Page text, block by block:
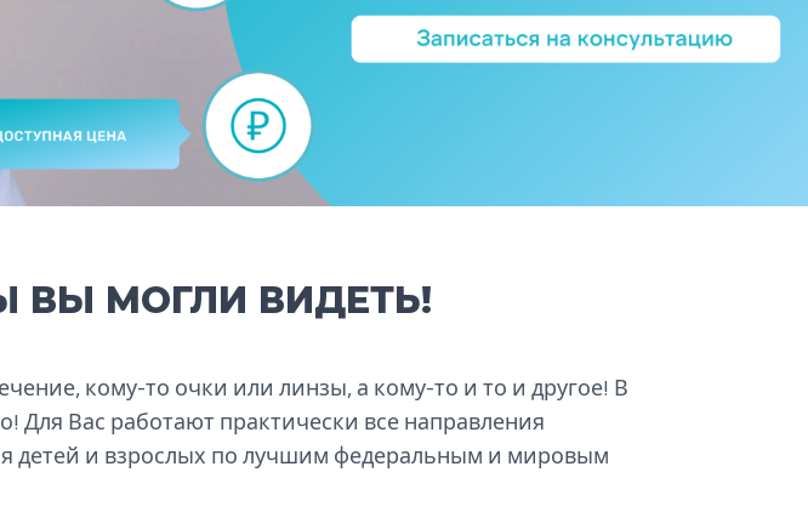
ВЫ МОГЛИ ВИДЕТЬ!
кому-то очки или линзы, а кому-то и то и другое! В
Вас работают практически все направления
детей и взрослых по лучшим федеральным и мировым